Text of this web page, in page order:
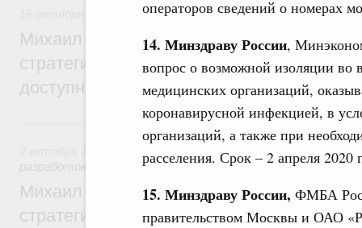
операторов сведений о номерах
14. Минздраву России,
вопрос о возможной изоляции во
медицинских организаций,
коронавирусной инфекцией, в
организаций, а также при
расселения. Срок – 2 апреля 2020
15. Минздраву России, ФМБА
правительством Москвы и ОАО
Жилищная политика, рынок жилья
Михаил Мишустин дал поручения по
стратегической сессии, посвящённой
доступности жилья для граждан
2 октября 2025, четверг
Государственная политика в сфере
разработок
Михаил Мишустин дал поручения по
стратегической сессии «Модель